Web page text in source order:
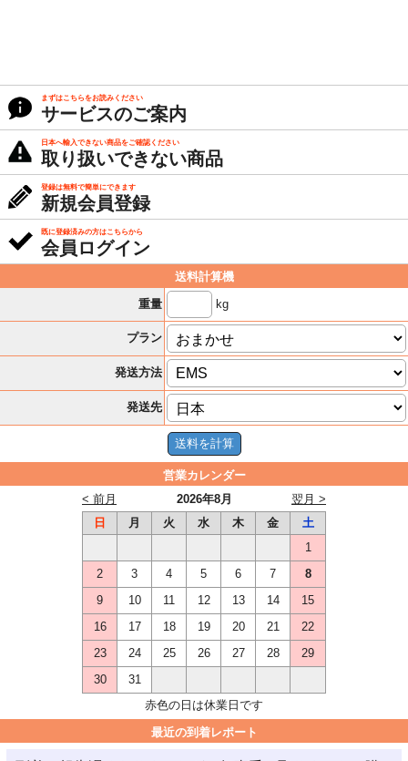
まずはこちらをお読みください
サービスのご案内
日本へ輸入できない商品をご確認ください
取り扱いできない商品
登録は無料で簡単にできます
新規会員登録
既に登録済みの方はこちらから
会員ログイン
送料計算機
重量
kg
プラン
発送方法
発送先
営業カレンダー
2026年8月
< 前月
翌月 >
日
月 火 水 木 金
土
1
2
3 4 5 6 7
8
9
10 11 12 13 14
15
16
17 18 19 20 21
22
23
24 25 26 27 28
29
30
31
赤色の日は休業日です
最近の到着レポート